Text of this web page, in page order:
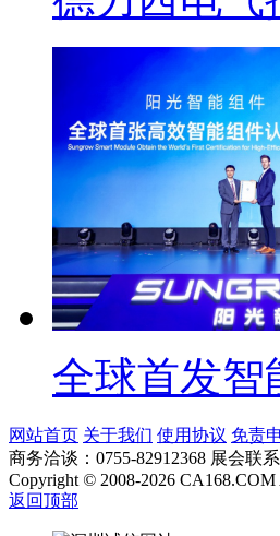
全球首发智
网站首页 关于我们 使用协议 免责
商务洽谈：0755-82912368 展会联
Copyright © 2008-2026 CA168.COM
返回顶部